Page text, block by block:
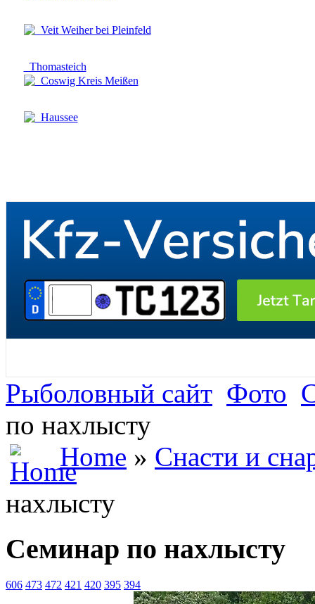
Veit Weiher bei Pleinfeld
Thomasteich
Coswig Kreis Meißen
Haussee
Рыболовный сайт Фото
по нахлысту
Home » Снасти и
нахлысту
Семинар по нахлысту
606 473 472 421 420 395 394